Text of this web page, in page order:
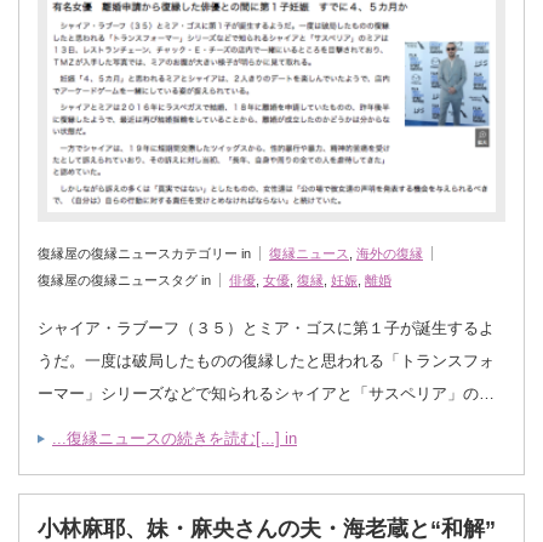
復縁屋の復縁ニュースカテゴリー in 復縁ニュース
海外の復縁
復縁屋の復縁ニュースタグ in
俳優 女優 復縁 妊娠 離婚
シャイア・ラブーフ（３５）とミア・ゴスに第１子が誕生するよ
うだ。一度は破局したものの復縁したと思われる「トランスフォ
ーマー」シリーズなどで知られるシャイアと「サスペリア」の…
...復縁ニュースの続きを読む[...] in
小林麻耶、妹・麻央さんの夫・海老蔵と“和解”